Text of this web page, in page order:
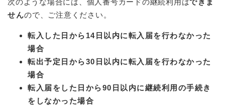
次のような場合には、個人番号カードの継続利用はできま
せんので、ご注意ください。
転入した日から14日以内に転入届を行わなかった
場合
転出予定日から30日以内に転入届を行わなかった
場合
転入届をした日から90日以内に継続利用の手続き
をしなかった場合